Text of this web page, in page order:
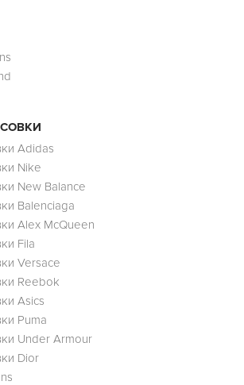
Adidas
Nike
New Balance
Balenciaga
Alex McQueen
Fila
Versace
Reebok
Asics
Puma
Under Armour
Dior